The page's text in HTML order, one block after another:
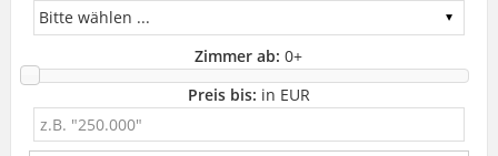
Zimmer ab: 0+
Preis bis: in EUR